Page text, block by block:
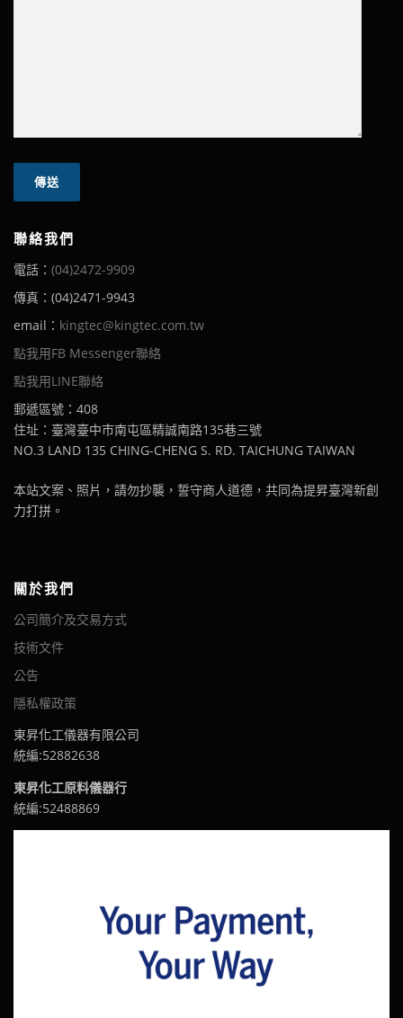
聯絡我們
電話： (04)2472-9909
傳真：(04)2471-9943
email： kingtec@kingtec.com.tw
點我用FB Messenger聯絡
點我用LINE聯絡
郵遞區號：408
住址：臺灣臺中市南屯區精誠南路135巷三號
NO.3 LAND 135 CHING-CHENG S. RD. TAICHUNG TAIWAN
本站文案、照片，請勿抄襲，誓守商人道德，共同為提昇臺灣新創
力打拼。
關於我們
公司簡介及交易方式
技術文件
公告
隱私權政策
東昇化工儀器有限公司
統編:52882638
東昇化工原料儀器行
統編:52488869